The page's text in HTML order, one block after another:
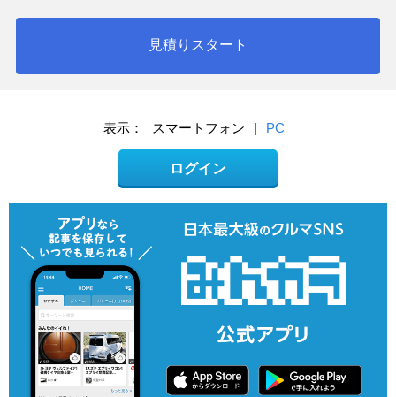
見積りスタート
表示： スマートフォン | PC
ログイン